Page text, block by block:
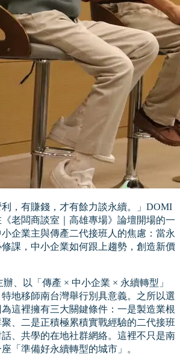
利，有賺錢，才有餘力談永續。」DOMI
老闆商談室｜高雄專場》論壇開場的一
企業主與傳產二代接班人的焦慮：當永
課，中小企業如何跟上趨勢，創造新價
、以「傳產 × 中小企業 × 永續轉型」
地移師南台灣舉行別具意義。之所以選
這裡擁有三大關鍵條件：一是製造業根
、二是正積極累積實戰經驗的二代接班
、共學的在地社群網絡。這裡不只是南
「準備好永續轉型的城市」。